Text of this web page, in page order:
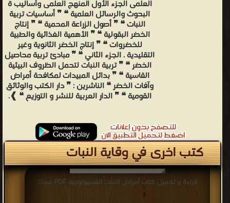
العلمى الجزء الأول المنهج العلمى وأساليب ة
البحوث والرسائل العلمية ❝ ❞ أساسيات تربية
النبات ❝ ❞ أصول الزراعة المحمية ❝ ❞ إنتاج
الخضر البقولية ❝ ❞ الأهمية الغذائية والطبية
للخضروات ❝ ❞ إنتاج الخضر الثانوية وغير
التقليدية . الجزء الثاني ❝ ❞ مبادئ تربية محاصيل
الخضر ❝ ❞ تربية النبات لتحمل الظروف البيئية
القاسية ❝ ❞ بدائل المبيدات لمكافحة أمراض
وآفات الخضر ❝ الناشرين : ❞ دار الكتب والوثائق
القومية ❝ ❞ الدار العربية للنشر و التوزيع ❝ ❱.
كتب اخرى في وقاية النبات
قراءة و تحميل كتاب أمراض النبات الفسيولوجية PDF مجانا